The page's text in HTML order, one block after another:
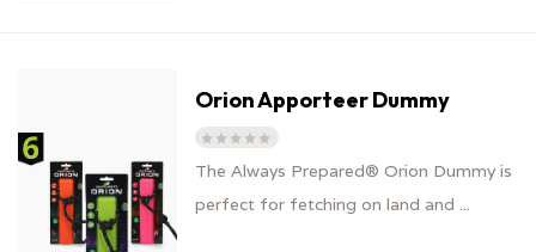
Orion Apporteer Dummy
The Always Prepared® Orion Dummy is
perfect for fetching on land and ...